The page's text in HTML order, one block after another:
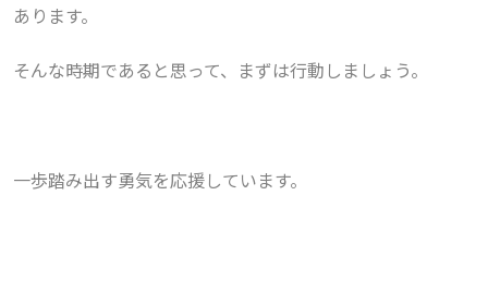
あります。
そんな時期であると思って、まずは行動しましょう。
一歩踏み出す勇気を応援しています。